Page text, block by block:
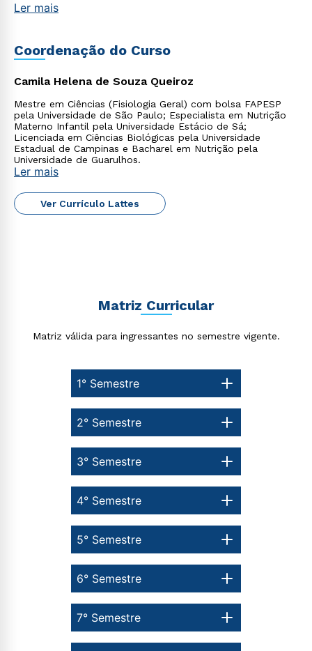
Ler mais
Coordenação do Curso
Camila Helena de Souza Queiroz
Mestre em Ciências (Fisiologia Geral) com bolsa FAPESP
pela Universidade de São Paulo; Especialista em Nutrição
Materno Infantil pela Universidade Estácio de Sá;
Licenciada em Ciências Biológicas pela Universidade
Estadual de Campinas e Bacharel em Nutrição pela
Universidade de Guarulhos.
Ler mais
Ver Currículo Lattes
Matriz Curricular
Matriz válida para ingressantes no semestre vigente.
1° Semestre
7° Semestre
6° Semestre
5° Semestre
4° Semestre
3° Semestre
2° Semestre